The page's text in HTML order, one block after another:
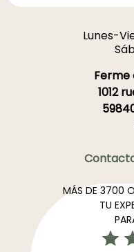
Lunes-
Ferme
1012
MÁS DE 3700
TU